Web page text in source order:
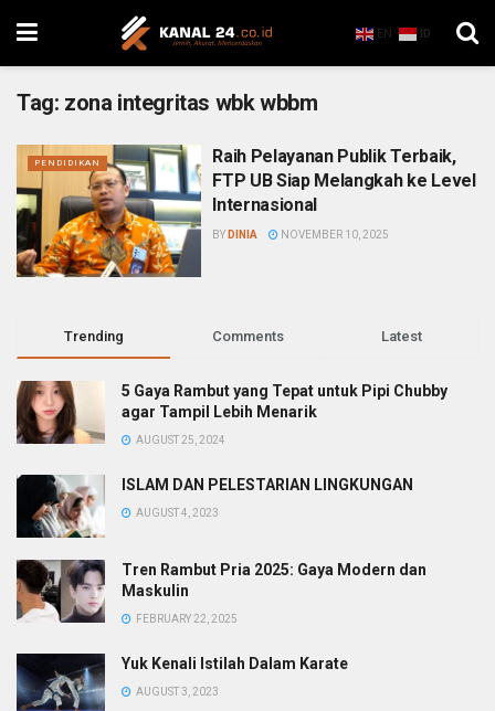
EN ID
Tag: zona integritas wbk wbbm
PENDIDIKAN
Raih Pelayanan Publik Terbaik,
FTP UB Siap Melangkah ke Level
Internasional
BY DINIA NOVEMBER 10, 2025
Trending Comments Latest
5 Gaya Rambut yang Tepat untuk Pipi Chubby
agar Tampil Lebih Menarik
AUGUST 25, 2024
ISLAM DAN PELESTARIAN LINGKUNGAN
AUGUST 4, 2023
Tren Rambut Pria 2025: Gaya Modern dan
Maskulin
FEBRUARY 22, 2025
Yuk Kenali Istilah Dalam Karate
AUGUST 3, 2023